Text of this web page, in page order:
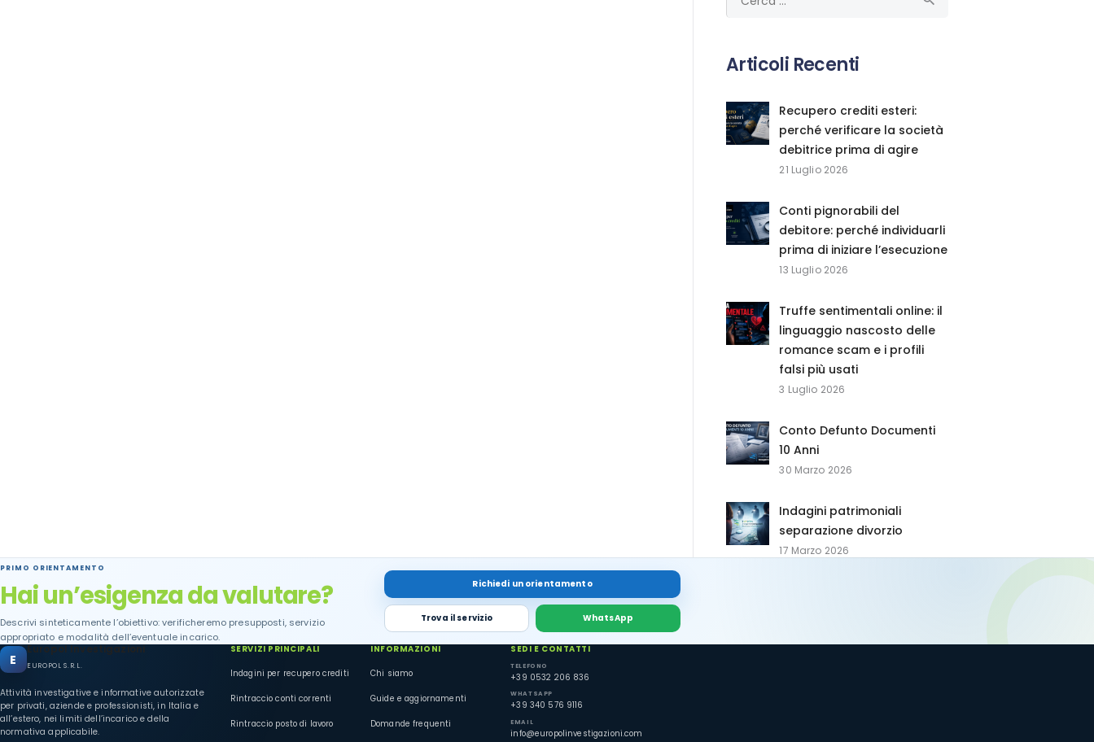
per:
Articoli Recenti
Recupero crediti esteri:
perché verificare la società
debitrice prima di agire
21 Luglio 2026
Conti pignorabili del
debitore: perché individuarli
prima di iniziare l’esecuzione
13 Luglio 2026
Truffe sentimentali online: il
linguaggio nascosto delle
romance scam e i profili
falsi più usati
3 Luglio 2026
Conto Defunto Documenti
10 Anni
30 Marzo 2026
Indagini patrimoniali
separazione divorzio
17 Marzo 2026
PRIMO ORIENTAMENTO
Hai un’esigenza da valutare?
Descrivi sinteticamente l’obiettivo: verificheremo presupposti, servizio
appropriato e modalità dell’eventuale incarico.
Richiedi un orientamento
Trova il servizio WhatsApp
E
Europol Investigazioni
EUROPOL S.R.L.
Attività investigative e informative autorizzate
per privati, aziende e professionisti, in Italia e
all’estero, nei limiti dell’incarico e della
normativa applicabile.
SERVIZI PRINCIPALI
Indagini per recupero crediti
Rintraccio conti correnti
Rintraccio posto di lavoro
INFORMAZIONI
Chi siamo
Guide e aggiornamenti
Domande frequenti
SEDI E CONTATTI
TELEFONO
+39 0532 206 836
WHATSAPP
+39 340 576 9116
EMAIL
info@europolinvestigazioni.com